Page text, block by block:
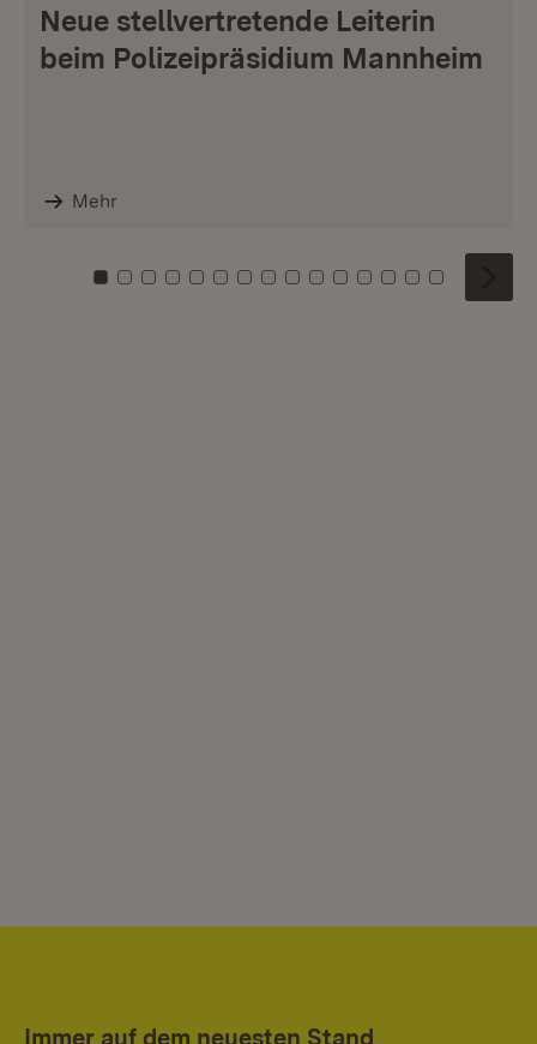
Neue stellvertretende Leiterin
beim Polizeipräsidium Mannheim
Mehr
Zu Kachel: 0
Zu Kachel: 1
Zu Kachel: 2
Zu Kachel: 3
Zu Kachel: 4
Zu Kachel: 5
Zu Kachel: 6
Zu Kachel: 7
Zu Kachel: 8
Zu Kachel: 9
Zu Kachel: 10
Zu Kachel: 11
Zu Kachel: 12
Zu Kachel:
Zu
Immer auf dem neuesten Stand